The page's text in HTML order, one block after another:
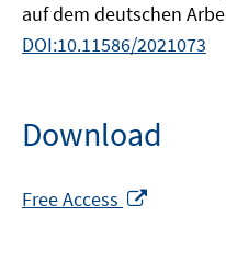
auf dem deutschen
DOI:10.11586/2021073
Download
Free Access